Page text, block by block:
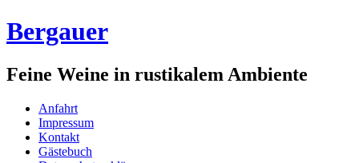
Bergauer
Feine Weine in rustikalem Ambiente
Anfahrt
Impressum
Kontakt
Gästebuch